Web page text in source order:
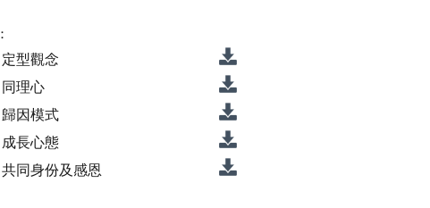
型觀念
理心
因模式
長心態
同身份及感恩